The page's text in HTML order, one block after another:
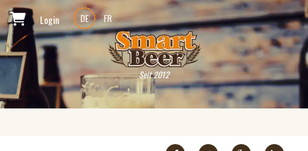
Login DE FR
Seit 2012